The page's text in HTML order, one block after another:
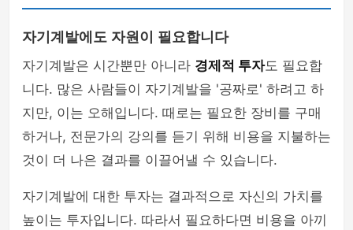
자기계발에도 자원이 필요합니다
자기계발은 시간뿐만 아니라 경제적 투자도 필요합
니다. 많은 사람들이 자기계발을 '공짜로' 하려고 하
지만, 이는 오해입니다. 때로는 필요한 장비를 구매
하거나, 전문가의 강의를 듣기 위해 비용을 지불하는
것이 더 나은 결과를 이끌어낼 수 있습니다.
자기계발에 대한 투자는 결과적으로 자신의 가치를
높이는 투자입니다. 따라서 필요하다면 비용을 아끼